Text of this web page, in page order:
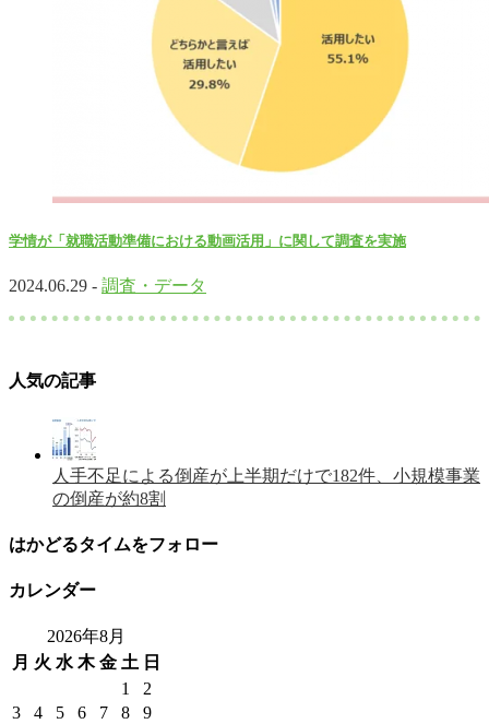
学情が「就職活動準備における動画活用」に関して調査を実施
2024.06.29 - 調査・データ
人気の記事
人手不足による倒産が上半期だけで182件、小規模事業
の倒産が約8割
はかどるタイムをフォロー
カレンダー
2026年8月
月 火 水 木 金 土 日
1
2
3
4 5 6 7 8
9